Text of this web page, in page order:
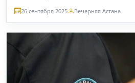
26 сентября 2025 Вечерняя Астана